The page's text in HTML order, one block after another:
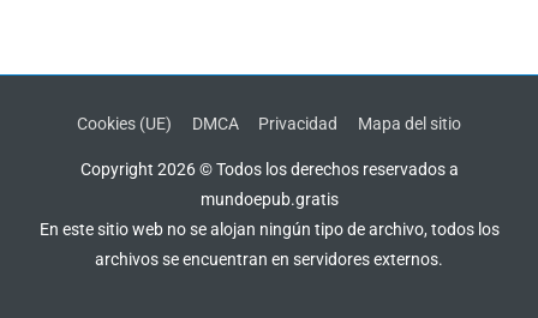
Cookies (UE) DMCA Privacidad Mapa del sitio
Copyright 2026 © Todos los derechos reservados a
mundoepub.gratis
En este sitio web no se alojan ningún tipo de archivo, todos los
archivos se encuentran en servidores externos.